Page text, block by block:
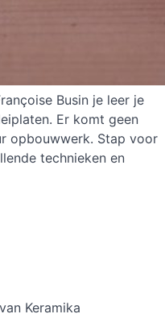
Busin je leer je
Er komt geen
opbouwwerk. Stap voor
technieken en
Keramika